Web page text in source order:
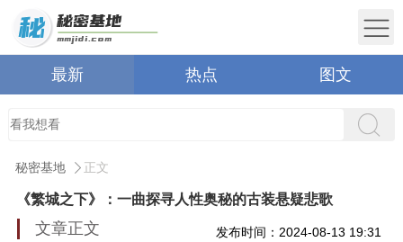
最新 热点 图文
秘密基地 正文
《繁城之下》：一曲探寻人性奥秘的古装悬疑悲歌
文章正文 发布时间：2024-08-13 19:31